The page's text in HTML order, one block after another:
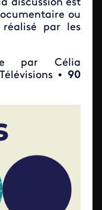
discussion est
ou
par les
par Célia
• 90